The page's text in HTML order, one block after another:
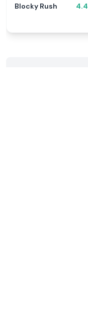
Blocky Rush 4.4